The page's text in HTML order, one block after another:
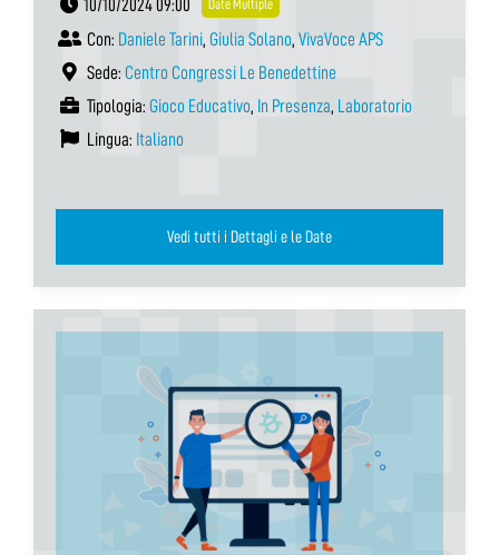
10/10/2024 09:00
Date Multiple
Con: Daniele Tarini, Giulia Solano, VivaVoce APS
Sede: Centro Congressi Le Benedettine
Tipologia: Gioco Educativo, In Presenza, Laboratorio
Lingua: Italiano
Vedi tutti i Dettagli e le Date